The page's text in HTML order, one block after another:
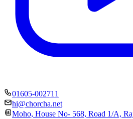
01605-002711
hi@chorcha.net
Moho, House No- 568, Road 1/A,